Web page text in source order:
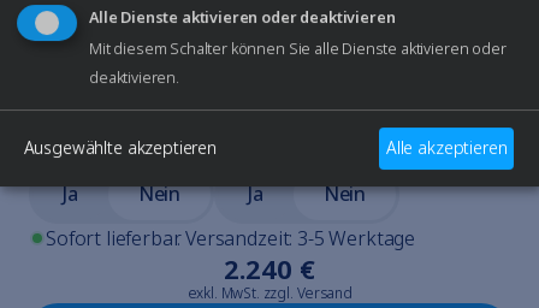
Außenmaße
360 mm
INTEGRIERTE PUMPE
Ja Nein
DRUCKLUFTANSCHLUSS
Ja
Nein
Sofort lieferbar. Versandzeit: 3-5 Werktage
2.240 €
exkl. MwSt. zzgl. Versand
Alle Dienste aktivieren oder deaktivieren
Mit diesem Schalter können Sie alle Dienste aktivieren oder
deaktivieren.
Ausgewählte akzeptieren Alle akzeptieren